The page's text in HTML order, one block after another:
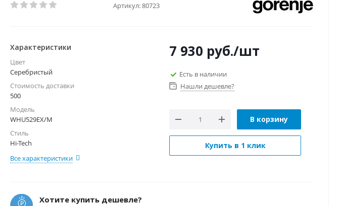
Артикул:80723
Характеристики
Цвет
Серебристый
Стоимость доставки
500
Модель
WHU529EX/M
Стиль
Hi-Tech
Все характеристики
7 930 руб./шт
Есть в наличии
Нашли дешевле?
В корзину
Купить в 1 клик
Хотите купить дешевле?